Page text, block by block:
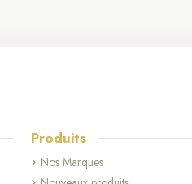
Produits
Nos Marques